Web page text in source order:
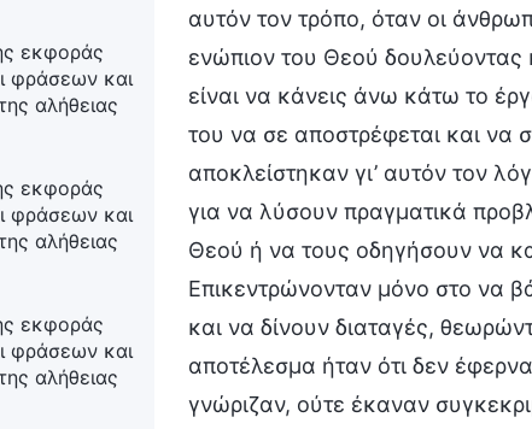
εκφοράς
φράσεων και
αλήθειας
εκφοράς
φράσεων και
αλήθειας
εκφοράς
φράσεων και
αλήθειας
αυτόν τον τρόπο, όταν οι
ενώπιον του Θεού δουλεύοντας
είναι να κάνεις άνω κάτω το
του να σε αποστρέφεται και να
αποκλείστηκαν γι’ αυτόν τον
για να λύσουν πραγματικά
Θεού ή να τους οδηγήσουν να
Επικεντρώνονταν μόνο στο να
και να δίνουν διαταγές,
αποτέλεσμα ήταν ότι δεν
γνώριζαν, ούτε έκαναν